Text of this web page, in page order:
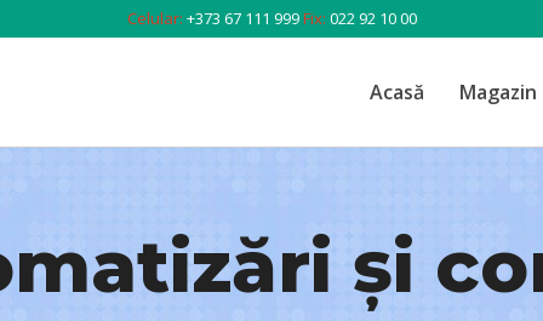
Celular: +373 67 111 999Fix: 022 92 10 00
Acasă Magazin
și